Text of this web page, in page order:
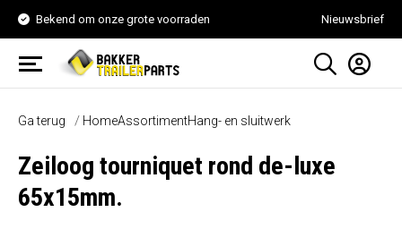
Bekend om onze grote voorraden Nieuwsbrief
Ga terug HomeAssortimentHang- en sluitwerk
Zeiloog tourniquet rond de-luxe
65x15mm.